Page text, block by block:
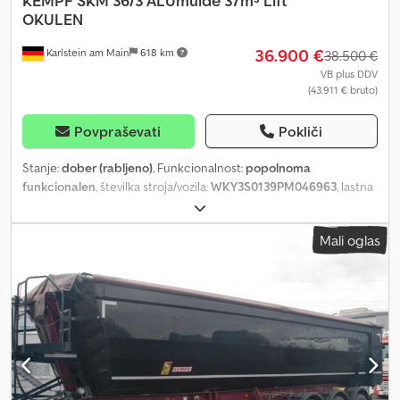
Karlstein am Main 618 km
OKULEN
36.900 €38.500 €
VB plus DDV
(43.911 € bruto)
Povpraševati Pokliči
Stanje:dober (rabljeno), Funkcionalnost: popolnoma
funkcionalen, številka stroja/vozila:WKY3S0139PM046963, lastna
, največja dovoljena obremenitev:
skupna masa:36.000 kg, konfiguracija osi:3 osi, prva registracija:
, dolžina tovornega
nakladalnega prostora:1.800 mm
prostora:
37 m³, vzmetenje:zrak, velikost pnevmatike:
22.5, barva: črn, Oprema:
, Naša številka vozila: # 30623 Kempf
SKM 36/3 Aluminijasta polkrožna kesonska prikolica, 37,1 m³ Tla iz 7
mm debelega žarjenega aluminija Plastična obloga OKULEN,
Okuslide Premium tough blue – za hladne razsute materiale,
debelina plošče 12,5 mm IPH dvigalo za kipanje Nihajna zadnja
Mali oglas